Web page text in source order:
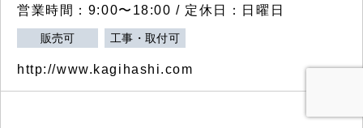
営業時間：9:00〜18:00 / 定休日：日曜日
販売可 工事・取付可
http://www.kagihashi.com